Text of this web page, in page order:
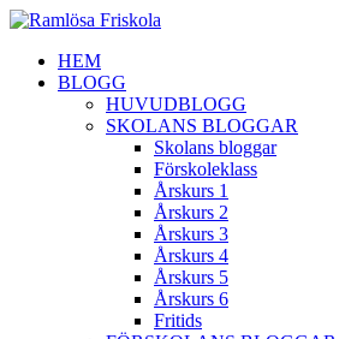
HEM
BLOGG
HUVUDBLOGG
SKOLANS BLOGGAR
Skolans bloggar
Förskoleklass
Årskurs 1
Årskurs 2
Årskurs 3
Årskurs 4
Årskurs 5
Årskurs 6
Fritids